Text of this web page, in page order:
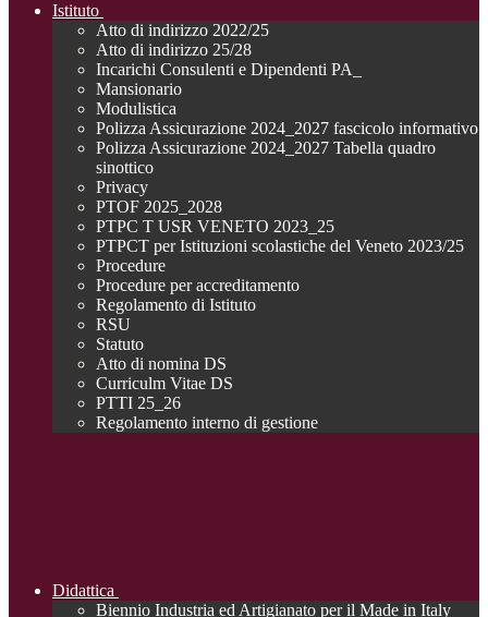
Istituto
Atto di indirizzo 2022/25
Atto di indirizzo 25/28
Incarichi Consulenti e Dipendenti PA_
Mansionario
Modulistica
Polizza Assicurazione 2024_2027 fascicolo informativo
Polizza Assicurazione 2024_2027 Tabella quadro
sinottico
Privacy
PTOF 2025_2028
PTPC T USR VENETO 2023_25
PTPCT per Istituzioni scolastiche del Veneto 2023/25
Procedure
Procedure per accreditamento
Regolamento di Istituto
RSU
Statuto
Atto di nomina DS
Curriculm Vitae DS
PTTI 25_26
Regolamento interno di gestione
Didattica
Biennio Industria ed Artigianato per il Made in Italy